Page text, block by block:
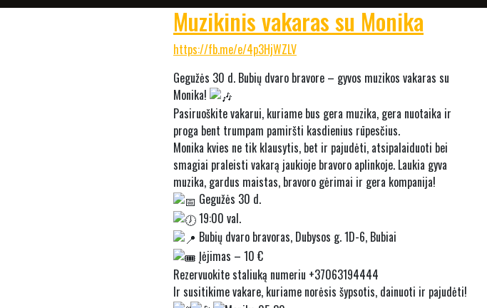
Muzikinis vakaras su Monika
https://fb.me/e/4p3HjWZLV
Gegužės 30 d. Bubių dvaro bravore – gyvos muzikos vakaras su
Monika!
Pasiruoškite vakarui, kuriame bus gera muzika, gera nuotaika ir
proga bent trumpam pamiršti kasdienius rūpesčius.
Monika kvies ne tik klausytis, bet ir pajudėti, atsipalaiduoti bei
smagiai praleisti vakarą jaukioje bravoro aplinkoje. Laukia gyva
muzika, gardus maistas, bravoro gėrimai ir gera kompanija!
Gegužės 30 d.
19:00 val.
Bubių dvaro bravoras, Dubysos g. 1D-6, Bubiai
Įėjimas – 10 €
Rezervuokite staliuką numeriu +37063194444
Ir susitikime vakare, kuriame norėsis šypsotis, dainuoti ir pajudėti!